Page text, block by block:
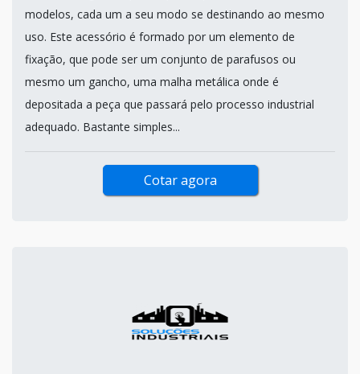
modelos, cada um a seu modo se destinando ao mesmo
uso. Este acessório é formado por um elemento de
fixação, que pode ser um conjunto de parafusos ou
mesmo um gancho, uma malha metálica onde é
depositada a peça que passará pelo processo industrial
adequado. Bastante simples...
Cotar agora